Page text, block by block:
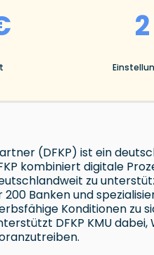
2
(DFKP) ist ein
kombiniert digitale
zu
Banken und
Konditionen zu
DFKP KMU